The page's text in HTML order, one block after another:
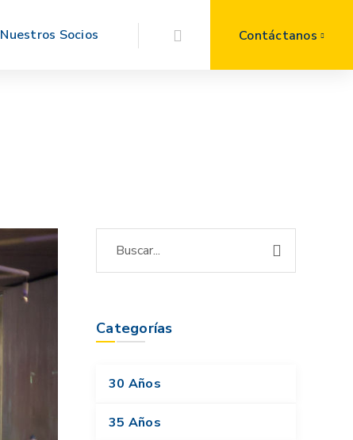
Contáctanos
Nuestros Socios
Categorías
30 Años
35 Años